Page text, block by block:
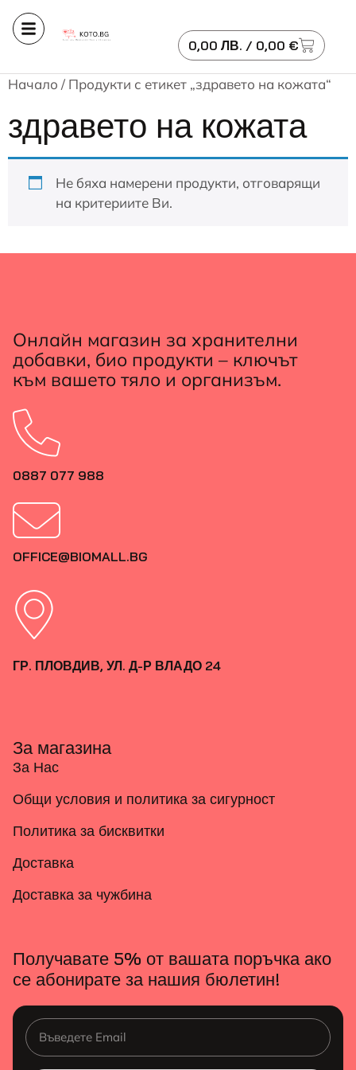
0,00 ЛВ. / 0,00 €
Начало / Продукти с етикет „здравето на кожата“
здравето на кожата
Не бяха намерени продукти, отговарящи
на критериите Ви.
Онлайн магазин за хранителни
добавки, био продукти – ключът
към вашето тяло и организъм.
0887 077 988
OFFICE@BIOMALL.BG
ГР. ПЛОВДИВ, УЛ. Д-Р ВЛАДО 24
За магазина
За Нас
Общи условия и политика за сигурност
Политика за бисквитки
Доставка
Доставка за чужбина
Получавате 5% от вашата поръчка ако
се абонирате за нашия бюлетин!